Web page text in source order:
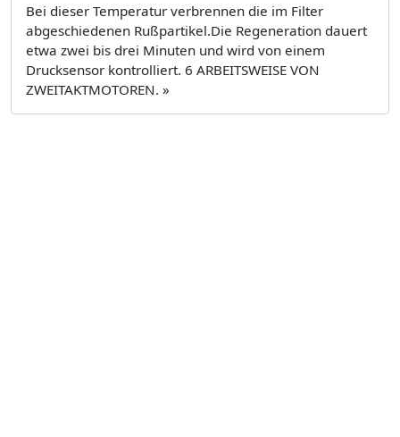
Bei dieser Temperatur verbrennen die im Filter
abgeschiedenen Rußpartikel.Die Regeneration dauert
etwa zwei bis drei Minuten und wird von einem
Drucksensor kontrolliert. 6 ARBEITSWEISE VON
ZWEITAKTMOTOREN. »